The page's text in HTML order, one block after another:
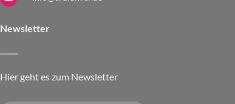
Newsletter
Hier geht es zum Newsletter